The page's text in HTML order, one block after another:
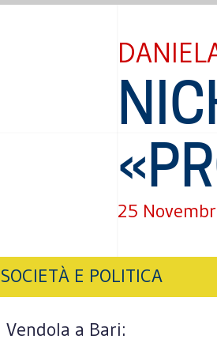
25
SOCIETÀ E POLITICA
Vendola a Bari: